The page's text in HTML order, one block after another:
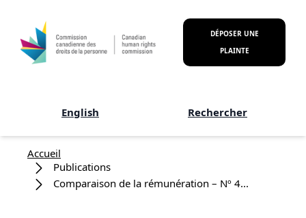
DÉPOSER UNE
PLAINTE
English Rechercher
Fil d'Ariane
Accueil
Publications
Comparaison de la rémunération – Nº 4...